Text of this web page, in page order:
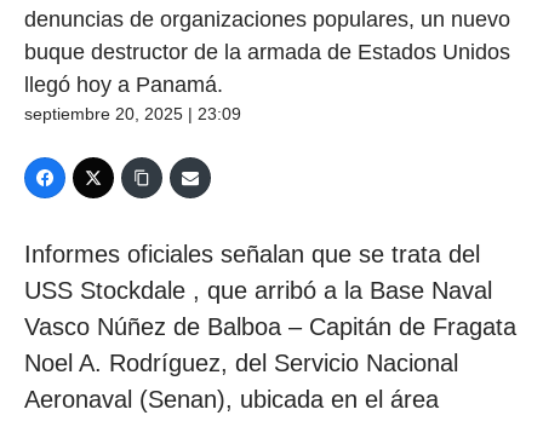
denuncias de organizaciones populares, un nuevo
buque destructor de la armada de Estados Unidos
llegó hoy a Panamá.
septiembre 20, 2025 | 23:09
Informes oficiales señalan que se trata del
USS Stockdale , que arribó a la Base Naval
Vasco Núñez de Balboa – Capitán de Fragata
Noel A. Rodríguez, del Servicio Nacional
Aeronaval (Senan), ubicada en el área